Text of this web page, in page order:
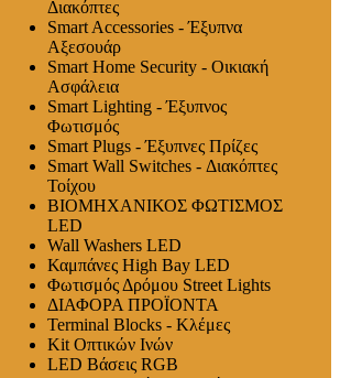
Διακόπτες
Smart Accessories - Έξυπνα
Αξεσουάρ
Smart Home Security - Οικιακή
Ασφάλεια
Smart Lighting - Έξυπνος
Φωτισμός
Smart Plugs - Έξυπνες Πρίζες
Smart Wall Switches - Διακόπτες
Τοίχου
ΒΙΟΜΗΧΑΝΙΚΟΣ ΦΩΤΙΣΜΟΣ
LED
Wall Washers LED
Καμπάνες High Bay LED
Φωτισμός Δρόμου Street Lights
ΔΙΑΦΟΡΑ ΠΡΟΪΟΝΤΑ
Terminal Blocks - Κλέμες
Kit Οπτικών Ινών
LED Βάσεις RGB